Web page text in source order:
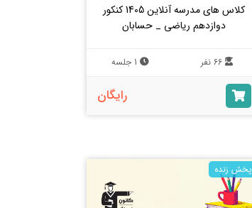
کلاس های مدرسه آنلاین 1405 کنکور
دوازدهم ریاضی _ حسابان
66 نفر 1 جلسه
رایگان
پخش زنده